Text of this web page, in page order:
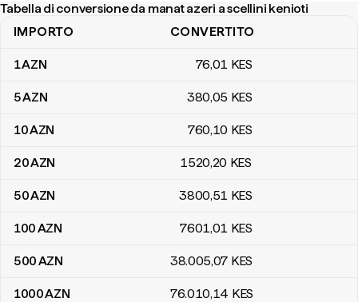
Tabella di conversione da manat azeri a scellini kenioti
Tabella di conversione da manat azeri a scellini kenioti
IMPORTO CONVERTITO
1AZN 76,01 KES
5AZN 380,05 KES
10AZN 760,10 KES
20AZN 1520,20 KES
50AZN 3800,51 KES
100AZN 7601,01 KES
500AZN 38.005,07 KES
1000AZN 76.010,14 KES